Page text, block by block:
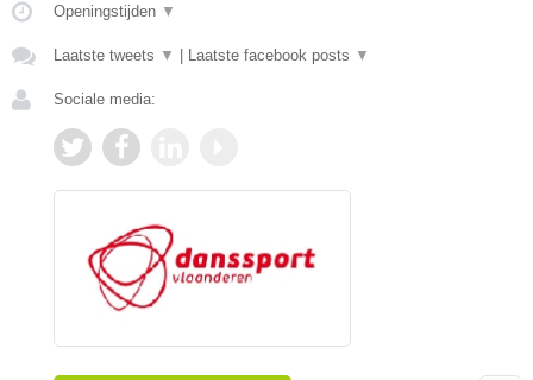
Openingstijden ▼
Laatste tweets ▼ Laatste facebook posts ▼
Sociale media: